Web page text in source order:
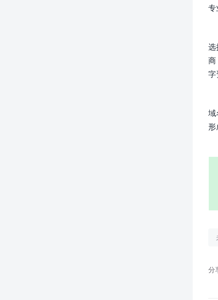
专
选
商
字
域
形
分